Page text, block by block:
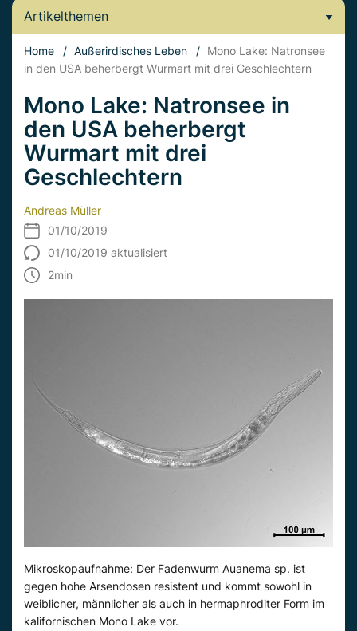
Artikelthemen
Home / Außerirdisches Leben / Mono Lake: Natronsee
in den USA beherbergt Wurmart mit drei Geschlechtern
Mono Lake: Natronsee in
den USA beherbergt
Wurmart mit drei
Geschlechtern
Andreas Müller
01/10/2019
01/10/2019 aktualisiert
2min
Mikroskopaufnahme: Der Fadenwurm Auanema sp. ist
gegen hohe Arsendosen resistent und kommt sowohl in
weiblicher, männlicher als auch in hermaphroditer Form im
kalifornischen Mono Lake vor.